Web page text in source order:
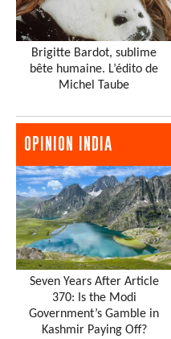
Brigitte Bardot, sublime
bête humaine. L’édito de
Michel Taube
OPINION INDIA
Seven Years After Article
370: Is the Modi
Government’s Gamble in
Kashmir Paying Off?